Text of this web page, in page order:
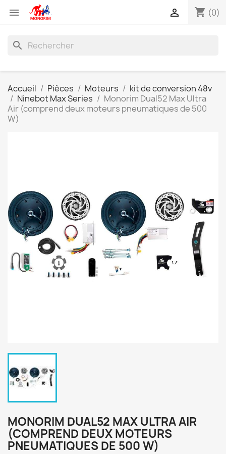
 shopping_cart (0)

search
Accueil Pièces Moteurs
kit de conversion 48v
Ninebot Max Series
Monorim Dual52 Max Ultra
Air (comprend deux moteurs pneumatiques de 500
W)
MONORIM DUAL52 MAX ULTRA AIR
(COMPREND DEUX MOTEURS
PNEUMATIQUES DE 500 W)